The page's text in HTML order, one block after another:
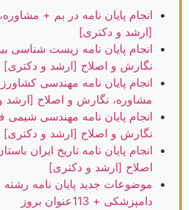
انجام پایان نامه در بم +
[ارشد و دکتری]
انجام پایان نامه زیست شناسی
نگارش و اصلاح [ارشد و دکتری]
انجام پایان نامه مهندسی
مشاوره، نگارش و اصلاح [ارشد
انجام پایان نامه مهندسی شیمی
نگارش و اصلاح [ارشد و دکتری]
انجام پایان نامه تاریخ ایران
اصلاح [ارشد و دکتری]
موضوعات جدید پایان نامه
دامپزشکی + 113عنوان بروز